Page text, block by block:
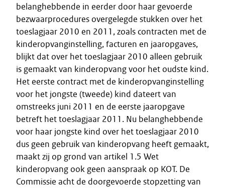
belanghebbende in eerder door haar gevoerde
bezwaarprocedures overgelegde stukken over het
toeslagjaar 2010 en 2011, zoals contracten met de
kinderopvanginstelling, facturen en jaaropgaves,
blijkt dat over het toeslagjaar 2010 alleen gebruik
is gemaakt van kinderopvang voor het oudste kind.
Het eerste contract met de kinderopvanginstelling
voor het jongste (tweede) kind dateert van
omstreeks juni 2011 en de eerste jaaropgave
betreft het toeslagjaar 2011. Nu belanghebbende
voor haar jongste kind over het toeslagjaar 2010
dus geen gebruik van kinderopvang heeft gemaakt,
maakt zij op grond van artikel 1.5 Wet
kinderopvang ook geen aanspraak op KOT. De
Commissie acht de doorgevoerde stopzetting van